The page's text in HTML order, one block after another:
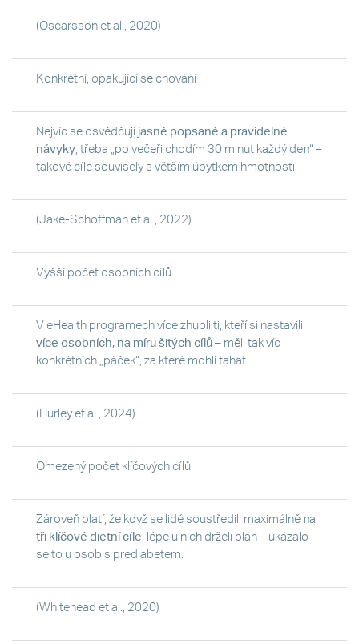
(Oscarsson et al., 2020)
Konkrétní, opakující se chování
Nejvíc se osvědčují jasně popsané a pravidelné
návyky, třeba „po večeři chodím 30 minut každý den“ –
takové cíle souvisely s větším úbytkem hmotnosti.
(Jake-Schoffman et al., 2022)
Vyšší počet osobních cílů
V eHealth programech více zhubli ti, kteří si nastavili
více osobních, na míru šitých cílů – měli tak víc
konkrétních „páček“, za které mohli tahat.
(Hurley et al., 2024)
Omezený počet klíčových cílů
Zároveň platí, že když se lidé soustředili maximálně na
tři klíčové dietní cíle, lépe u nich drželi plán – ukázalo
se to u osob s prediabetem.
(Whitehead et al., 2020)